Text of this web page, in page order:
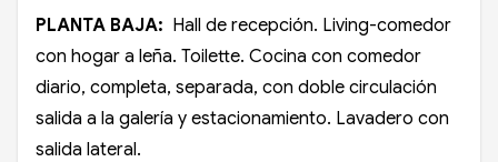
PLANTA BAJA: Hall de recepción. Living-comedor
con hogar a leña. Toilette. Cocina con comedor
diario, completa, separada, con doble circulación
salida a la galería y estacionamiento. Lavadero con
salida lateral.